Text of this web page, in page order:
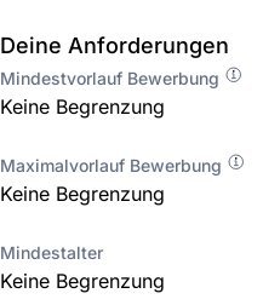
Deine Anforderungen
Mindestvorlauf Bewerbung
Keine Begrenzung
Maximalvorlauf Bewerbung
Keine Begrenzung
Mindestalter
Keine Begrenzung